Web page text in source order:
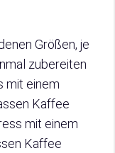
Größen, je
zubereiten
mit einem
Kaffee
mit einem
Kaffee